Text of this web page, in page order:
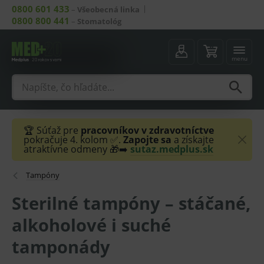
0800 601 433 – Všeobecná linka
0800 800 441 – Stomatológ
menu
🏆 Súťaž pre pracovníkov v zdravotníctve
pokračuje 4. kolom ✅. Zapojte sa a získajte
atraktívne odmeny 🎁➡️ sutaz.medplus.sk
Tampóny
Sterilné tampóny – stáčané,
alkoholové i suché
tamponády